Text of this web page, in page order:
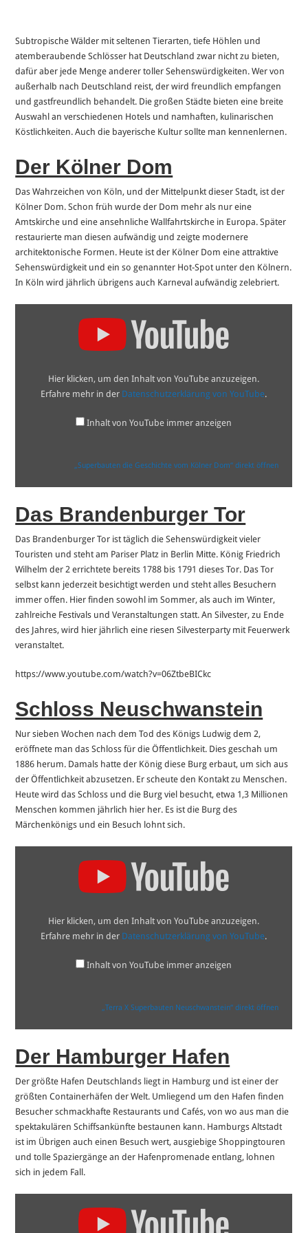
Subtropische Wälder mit seltenen Tierarten, tiefe Höhlen und
atemberaubende Schlösser hat Deutschland zwar nicht zu bieten,
dafür aber jede Menge anderer toller Sehenswürdigkeiten. Wer von
außerhalb nach Deutschland reist, der wird freundlich empfangen
und gastfreundlich behandelt. Die großen Städte bieten eine breite
Auswahl an verschiedenen Hotels und namhaften, kulinarischen
Köstlichkeiten. Auch die bayerische Kultur sollte man kennenlernen.
Der Kölner Dom
Das Wahrzeichen von Köln, und der Mittelpunkt dieser Stadt, ist der
Kölner Dom. Schon früh wurde der Dom mehr als nur eine
Amtskirche und eine ansehnliche Wallfahrtskirche in Europa. Später
restaurierte man diesen aufwändig und zeigte modernere
architektonische Formen. Heute ist der Kölner Dom eine attraktive
Sehenswürdigkeit und ein so genannter Hot-Spot unter den Kölnern.
In Köln wird jährlich übrigens auch Karneval aufwändig zelebriert.
YouTube
anzeigen
Hier klicken, um den Inhalt von YouTube anzuzeigen.
Erfahre mehr in der Datenschutzerklärung von YouTube.
Inhalt von YouTube immer anzeigen
„Superbauten die Geschichte vom Kölner Dom“ direkt öffnen
Das Brandenburger Tor
Das Brandenburger Tor ist täglich die Sehenswürdigkeit vieler
Touristen und steht am Pariser Platz in Berlin Mitte. König Friedrich
Wilhelm der 2 errichtete bereits 1788 bis 1791 dieses Tor. Das Tor
selbst kann jederzeit besichtigt werden und steht alles Besuchern
immer offen. Hier finden sowohl im Sommer, als auch im Winter,
zahlreiche Festivals und Veranstaltungen statt. An Silvester, zu Ende
des Jahres, wird hier jährlich eine riesen Silvesterparty mit Feuerwerk
veranstaltet.
https://www.youtube.com/watch?v=06ZtbeBICkc
Schloss Neuschwanstein
Nur sieben Wochen nach dem Tod des Königs Ludwig dem 2,
eröffnete man das Schloss für die Öffentlichkeit. Dies geschah um
1886 herum. Damals hatte der König diese Burg erbaut, um sich aus
der Öffentlichkeit abzusetzen. Er scheute den Kontakt zu Menschen.
Heute wird das Schloss und die Burg viel besucht, etwa 1,3 Millionen
Menschen kommen jährlich hier her. Es ist die Burg des
Märchenkönigs und ein Besuch lohnt sich.
Neuschwanstein“
Hier klicken, um den Inhalt von YouTube anzuzeigen.
Erfahre mehr in der Datenschutzerklärung von YouTube.
Inhalt von YouTube immer anzeigen
„Terra X Superbauten Neuschwanstein“ direkt öffnen
Der Hamburger Hafen
Der größte Hafen Deutschlands liegt in Hamburg und ist einer der
größten Containerhäfen der Welt. Umliegend um den Hafen finden
Besucher schmackhafte Restaurants und Cafés, von wo aus man die
spektakulären Schiffsankünfte bestaunen kann. Hamburgs Altstadt
ist im Übrigen auch einen Besuch wert, ausgiebige Shoppingtouren
und tolle Spaziergänge an der Hafenpromenade entlang, lohnen
sich in jedem Fall.